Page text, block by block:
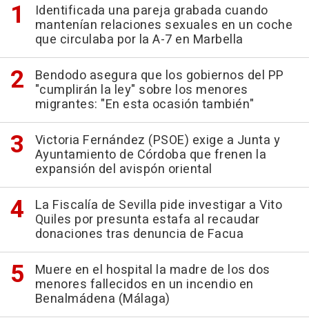
Identificada una pareja grabada cuando
mantenían relaciones sexuales en un coche
que circulaba por la A-7 en Marbella
Bendodo asegura que los gobiernos del PP
"cumplirán la ley" sobre los menores
migrantes: "En esta ocasión también"
Victoria Fernández (PSOE) exige a Junta y
Ayuntamiento de Córdoba que frenen la
expansión del avispón oriental
La Fiscalía de Sevilla pide investigar a Vito
Quiles por presunta estafa al recaudar
donaciones tras denuncia de Facua
Muere en el hospital la madre de los dos
menores fallecidos en un incendio en
Benalmádena (Málaga)